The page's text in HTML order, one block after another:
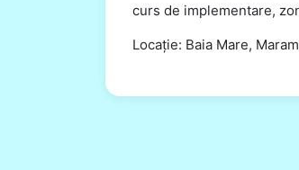
curs de implementare,
Locație: Baia Mare,